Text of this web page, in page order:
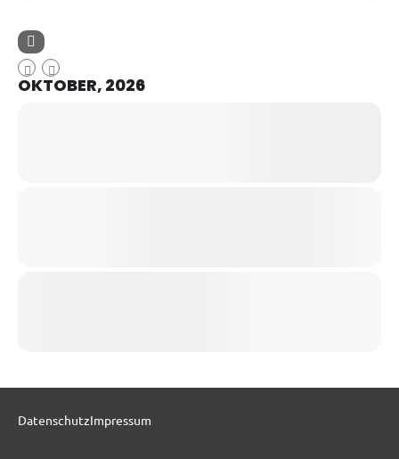
OKTOBER, 2026
DatenschutzImpressum